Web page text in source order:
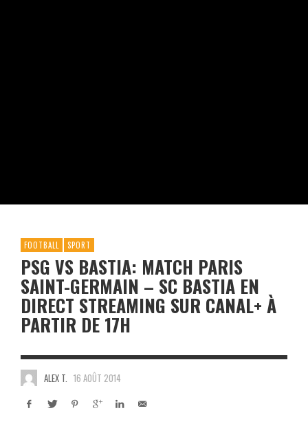
FOOTBALL SPORT
PSG VS BASTIA: MATCH PARIS
SAINT-GERMAIN – SC BASTIA EN
DIRECT STREAMING SUR CANAL+ À
PARTIR DE 17H
ALEX T. 16 AOÛT 2014